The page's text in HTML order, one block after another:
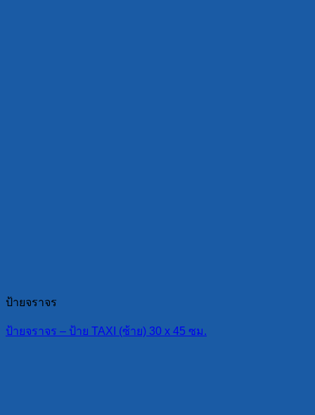
ป้ายจราจร
ป้ายจราจร – ป้าย TAXI (ซ้าย) 30 x 45 ซม.